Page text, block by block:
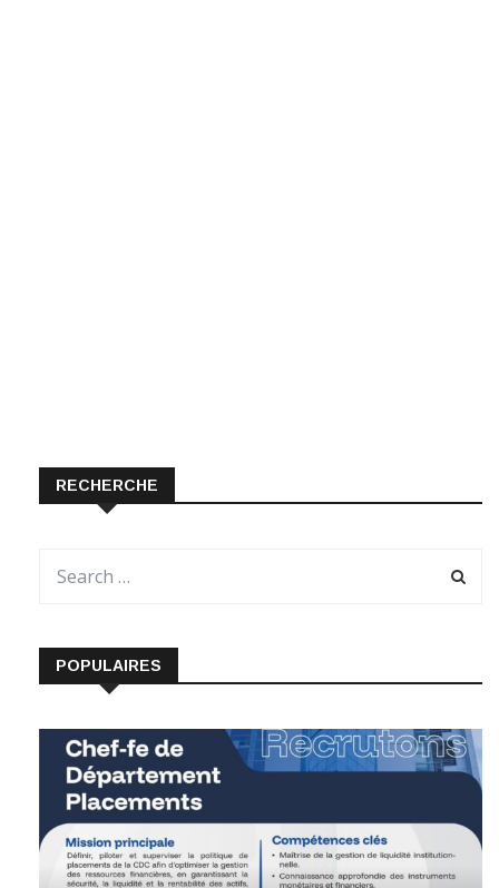
RECHERCHE
POPULAIRES